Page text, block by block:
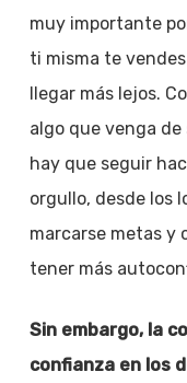
muy importante
ti misma te
llegar más lejos.
algo que venga
hay que seguir
orgullo, desde los
marcarse metas y
tener más
Sin embargo, la
confianza en los